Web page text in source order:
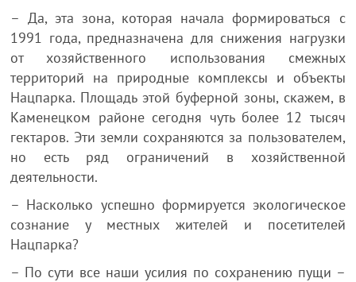
– Да, эта зона, которая начала формироваться с
1991 года, предназначена для снижения нагрузки
от хозяйственного использования смежных
территорий на природные комплексы и объекты
Нацпарка. Площадь этой буферной зоны, скажем, в
Каменецком районе сегодня чуть более 12 тысяч
гектаров. Эти земли сохраняются за пользователем,
но есть ряд ограничений в хозяйственной
деятельности.
– Насколько успешно формируется экологическое
сознание у местных жителей и посетителей
Нацпарка?
– По сути все наши усилия по сохранению пущи –